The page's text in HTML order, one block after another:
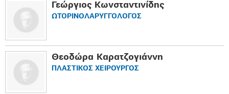
Γεώργιος Κωνσταντινίδης
ΩΤΟΡΙΝΟΛΑΡΥΓΓΟΛΟΓΟΣ
Θεοδώρα Καρατζογιάννη
ΠΛΑΣΤΙΚΟΣ ΧΕΙΡΟΥΡΓΟΣ